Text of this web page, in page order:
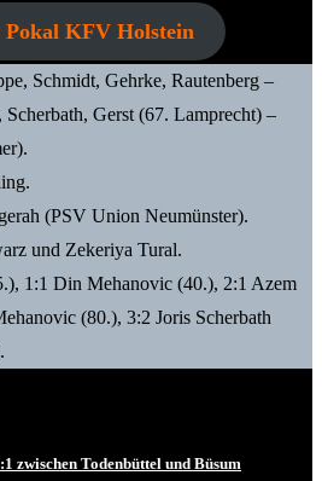
Pokal KFV Holstein
Schmidt, Gehrke, Rautenberg –
Gerst (67. Lamprecht) –
(PSV Union Neumünster).
und Zekeriya Tural.
1:1 Din Mehanovic (40.), 2:1 Azem
(80.), 3:2 Joris Scherbath
zwischen Todenbüttel und Büsum